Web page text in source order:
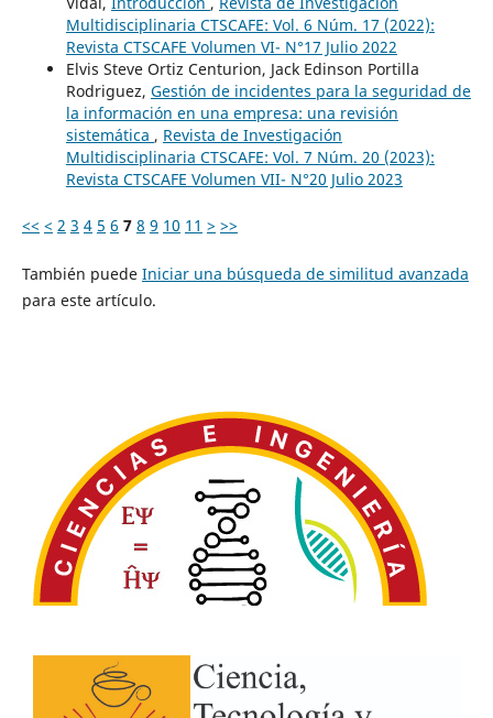
Multidisciplinaria CTSCAFE: Vol. 6 Núm. 17 (2022):
Revista CTSCAFE Volumen VI- N°17 Julio 2022
Elvis Steve Ortiz Centurion, Jack Edinson Portilla
Rodriguez, Gestión de incidentes para la seguridad de
la información en una empresa: una revisión
sistemática , Revista de Investigación
Multidisciplinaria CTSCAFE: Vol. 7 Núm. 20 (2023):
Revista CTSCAFE Volumen VII- N°20 Julio 2023
<< < 2 3 4 5 6 7 8 9 10 11 > >>
También puede Iniciar una búsqueda de similitud avanzada
para este artículo.